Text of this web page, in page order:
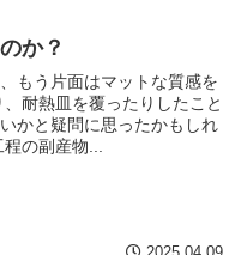
か？
もう片面はマットな質感を
耐熱皿を覆ったりしたこと
かと疑問に思ったかもしれ
の副産物...